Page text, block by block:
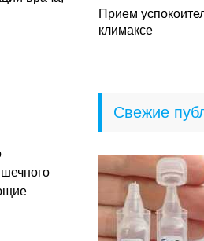
Прием
климаксе
Свежие